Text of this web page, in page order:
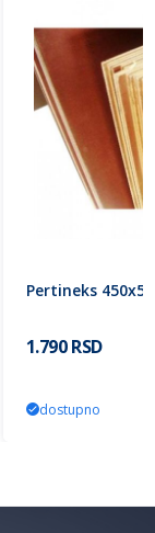
Pertineks
1.790 RSD
dostupno